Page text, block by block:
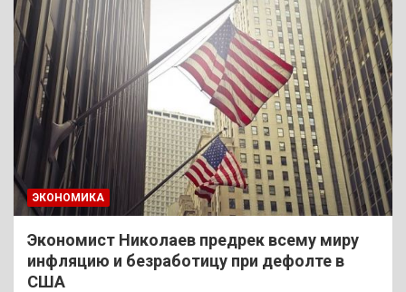
ЭКОНОМИКА
Экономист Николаев предрек всему миру
инфляцию и безработицу при дефолте в
США